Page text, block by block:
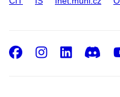
Facebook